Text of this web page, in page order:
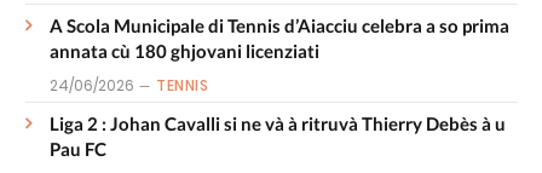
A Scola Municipale di Tennis d’Aiacciu celebra a so prima
annata cù 180 ghjovani licenziati
24/06/2026 TENNIS
Liga 2 : Johan Cavalli si ne và à ritruvà Thierry Debès à u
Pau FC